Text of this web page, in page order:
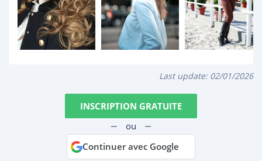
Last update: 02/01/2026
INSCRIPTION GRATUITE
ou
Continuer avec Google